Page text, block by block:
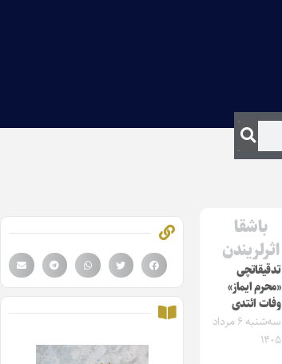
باشقا
اثرلریندن
تدقیقاتچی
«محرم ایماز»
وفات ائتدی
سه‌شنبه ۶ مرداد
۱۴۰۵